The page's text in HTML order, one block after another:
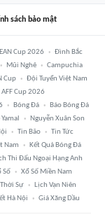
sách bảo mật
Cup 2026
Đình Bắc
Mũi Nghê
Campuchia
Cup
Đội Tuyển Việt Nam
AFF Cup 2026
Bóng Đá
Báo Bóng Đá
Nguyễn Xuân Son
Tin Bão
Tin Tức
Nam
Kết Quả Bóng Đá
Thi Đấu Ngoại Hạng Anh
Số
Xổ Số Miền Nam
Thời Sự
Lịch Vạn Niên
Hà Nội Giá Xăng Dầu